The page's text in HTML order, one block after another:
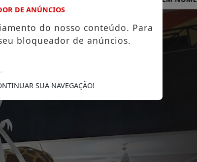
DE ANÚNCIOS
do nosso conteúdo. Para
bloqueador de anúncios.
SUA NAVEGAÇÃO!